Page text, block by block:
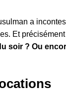
2 avis
a
Et
soir ? Ou